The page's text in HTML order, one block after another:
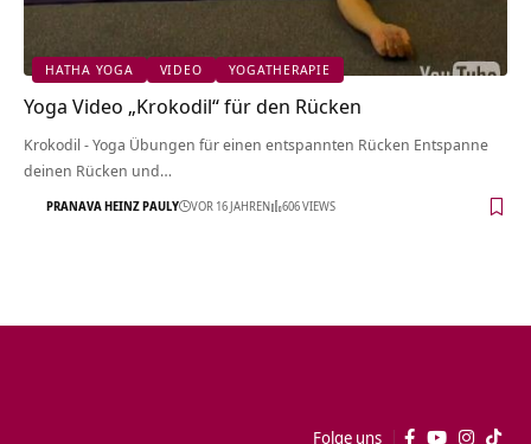
HATHA YOGA VIDEO YOGATHERAPIE
Yoga Video „Krokodil“ für den Rücken
Krokodil - Yoga Übungen für einen entspannten Rücken Entspanne
deinen Rücken und…
PRANAVA HEINZ PAULY VOR 16 JAHREN 606 VIEWS
Folge uns